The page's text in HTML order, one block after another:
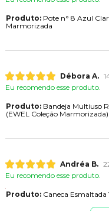
Produto:Pote n° 8 Azul
Marmorizada
Débora A.
Eu recomendo esse produto.
Produto:Bandeja Multiuso
(EWEL Coleção Marmorizada)
Andréa B.
Eu recomendo esse produto.
Produto:Caneca Esmaltada